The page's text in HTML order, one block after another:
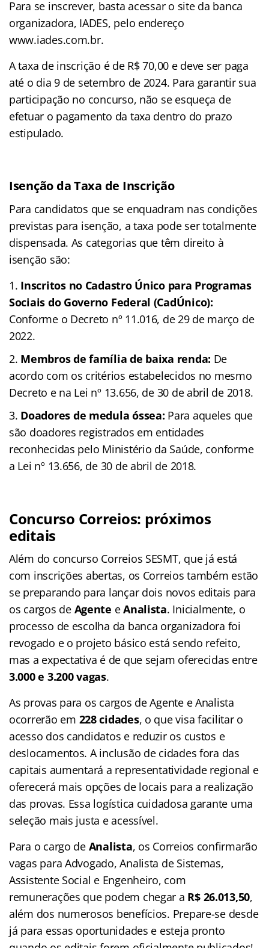
Para se inscrever, basta acessar o site da banca
organizadora, IADES, pelo endereço
www.iades.com.br.
A taxa de inscrição é de R$ 70,00 e deve ser paga
até o dia 9 de setembro de 2024. Para garantir sua
participação no concurso, não se esqueça de
efetuar o pagamento da taxa dentro do prazo
estipulado.
Isenção da Taxa de Inscrição
Para candidatos que se enquadram nas condições
previstas para isenção, a taxa pode ser totalmente
dispensada. As categorias que têm direito à
isenção são:
Inscritos no Cadastro Único para Programas
Sociais do Governo Federal (CadÚnico):
Conforme o Decreto nº 11.016, de 29 de março de
2022.
Membros de família de baixa renda: De
acordo com os critérios estabelecidos no mesmo
Decreto e na Lei nº 13.656, de 30 de abril de 2018.
Doadores de medula óssea: Para aqueles que
são doadores registrados em entidades
reconhecidas pelo Ministério da Saúde, conforme
a Lei nº 13.656, de 30 de abril de 2018.
Concurso Correios: próximos
editais
Além do concurso Correios SESMT, que já está
com inscrições abertas, os Correios também estão
se preparando para lançar dois novos editais para
os cargos de Agente eAnalista. Inicialmente, o
processo de escolha da banca organizadora foi
revogado e o projeto básico está sendo refeito,
mas a expectativa é de que sejam oferecidas entre
3.000 e 3.200 vagas.
As provas para os cargos de Agente e Analista
ocorrerão em 228 cidades, o que visa facilitar o
acesso dos candidatos e reduzir os custos e
deslocamentos. A inclusão de cidades fora das
capitais aumentará a representatividade regional e
oferecerá mais opções de locais para a realização
das provas. Essa logística cuidadosa garante uma
seleção mais justa e acessível.
Para o cargo de Analista, os Correios confirmarão
vagas para Advogado, Analista de Sistemas,
Assistente Social e Engenheiro, com
remunerações que podem chegar a R$ 26.013,50,
além dos numerosos benefícios. Prepare-se desde
já para essas oportunidades e esteja pronto